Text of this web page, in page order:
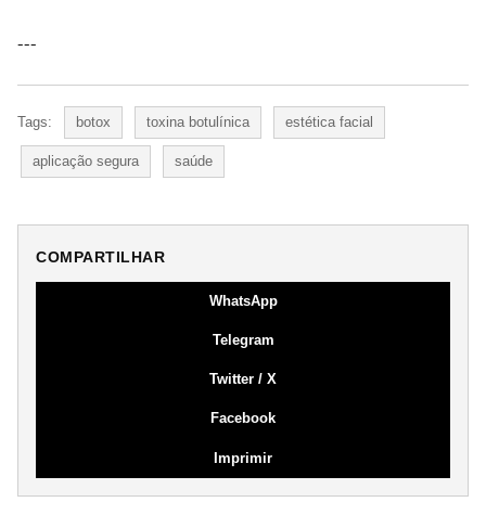
---
Tags: botox toxina botulínica estética facial
aplicação segura saúde
COMPARTILHAR
WhatsApp
Telegram
Twitter / X
Facebook
Imprimir